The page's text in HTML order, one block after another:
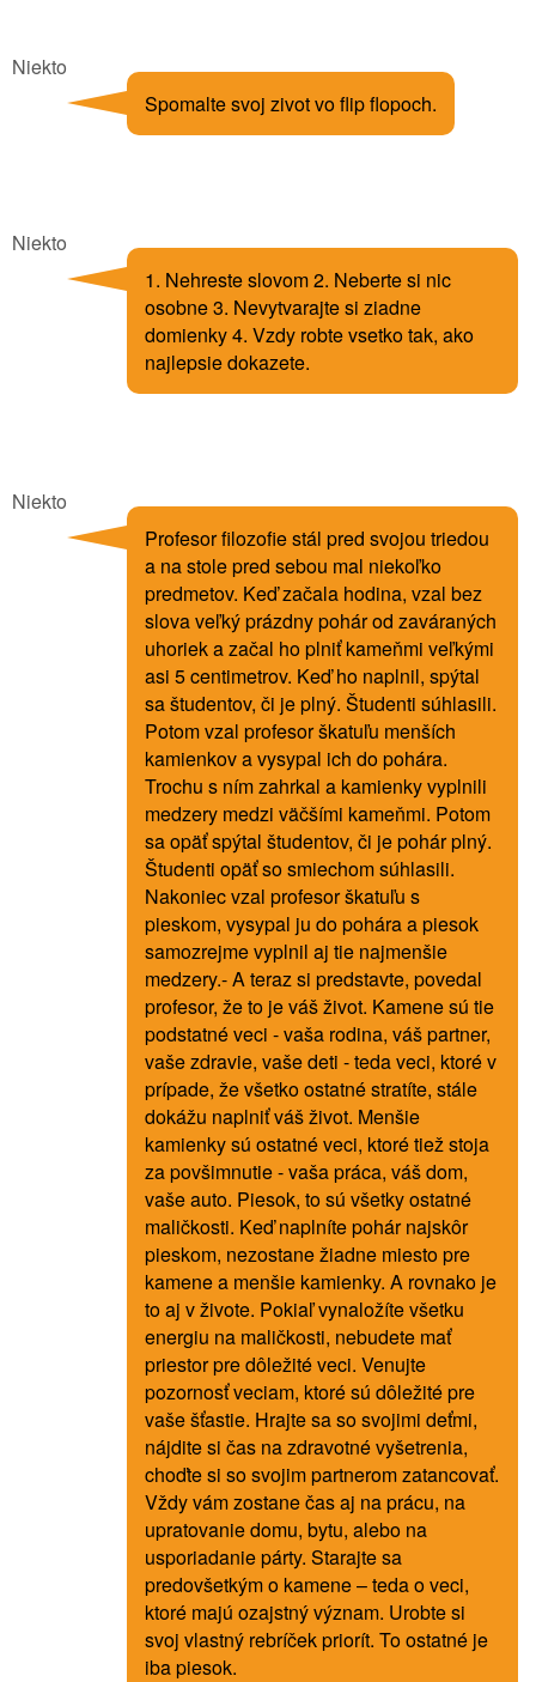
Niekto
Spomalte svoj zivot vo flip flopoch.
Niekto
1. Nehreste slovom 2. Neberte si nic
osobne 3. Nevytvarajte si ziadne
domienky 4. Vzdy robte vsetko tak, ako
najlepsie dokazete.
Niekto
Profesor filozofie stál pred svojou triedou
a na stole pred sebou mal niekoľko
predmetov. Keď začala hodina, vzal bez
slova veľký prázdny pohár od zaváraných
uhoriek a začal ho plniť kameňmi veľkými
asi 5 centimetrov. Keď ho naplnil, spýtal
sa študentov, či je plný. Študenti súhlasili.
Potom vzal profesor škatuľu menších
kamienkov a vysypal ich do pohára.
Trochu s ním zahrkal a kamienky vyplnili
medzery medzi väčšími kameňmi. Potom
sa opäť spýtal študentov, či je pohár plný.
Študenti opäť so smiechom súhlasili.
Nakoniec vzal profesor škatuľu s
pieskom, vysypal ju do pohára a piesok
samozrejme vyplnil aj tie najmenšie
medzery.- A teraz si predstavte, povedal
profesor, že to je váš život. Kamene sú tie
podstatné veci - vaša rodina, váš partner,
vaše zdravie, vaše deti - teda veci, ktoré v
prípade, že všetko ostatné stratíte, stále
dokážu naplniť váš život. Menšie
kamienky sú ostatné veci, ktoré tiež stoja
za povšimnutie - vaša práca, váš dom,
vaše auto. Piesok, to sú všetky ostatné
maličkosti. Keď naplníte pohár najskôr
pieskom, nezostane žiadne miesto pre
kamene a menšie kamienky. A rovnako je
to aj v živote. Pokiaľ vynaložíte všetku
energiu na maličkosti, nebudete mať
priestor pre dôležité veci. Venujte
pozornosť veciam, ktoré sú dôležité pre
vaše šťastie. Hrajte sa so svojimi deťmi,
nájdite si čas na zdravotné vyšetrenia,
choďte si so svojim partnerom zatancovať.
Vždy vám zostane čas aj na prácu, na
upratovanie domu, bytu, alebo na
usporiadanie párty. Starajte sa
predovšetkým o kamene – teda o veci,
ktoré majú ozajstný význam. Urobte si
svoj vlastný rebríček priorít. To ostatné je
iba piesok.